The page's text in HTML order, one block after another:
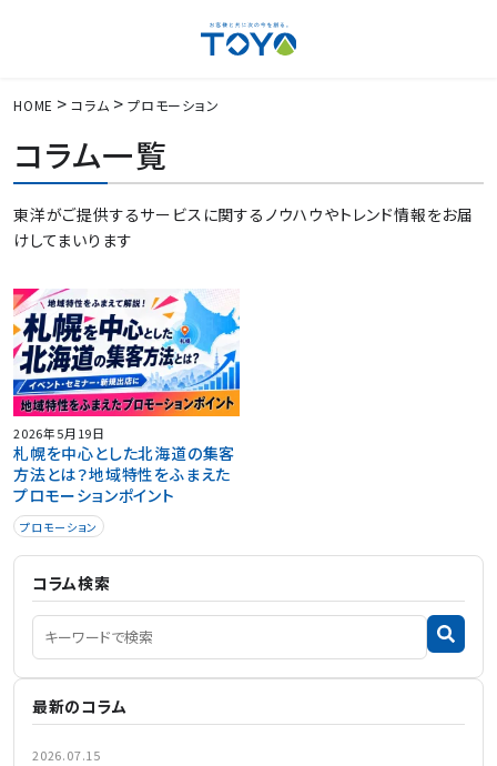
HOME コラム プロモーション
コラム一覧
東洋がご提供するサービスに関するノウハウやトレンド情報をお届
けしてまいります
2026年5月19日
札幌を中心とした北海道の集客
方法とは？地域特性をふまえた
プロモーションポイント
プロモーション
コラム検索
最新のコラム
2026.07.15